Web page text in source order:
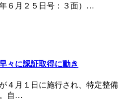
６月２５日号：３面）…
々に認証取得に動き
４月１日に施行され、特定整備
自…